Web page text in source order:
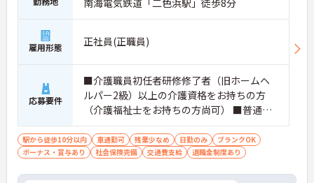
雇用形態 正社員(正職員)
応募要件
■介護職員初任者研修修了者（旧ホームヘ
ルパー2級）以上の介護資格をお持ちの方
（介護福祉士をお持ちの方尚可） ■普通自
動車運転免許（AT限定可） ■経験不問
駅から徒歩10分以内 車通勤可 残業少なめ 日勤のみ
ブランクOK
ボーナス・賞与あり
社会保険完備 交通費支給 退職金制度あり